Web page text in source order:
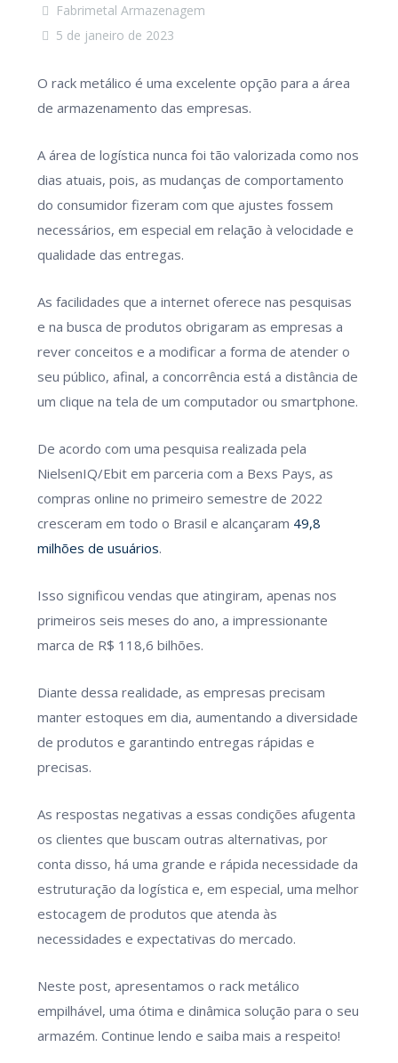
Fabrimetal Armazenagem
5 de janeiro de 2023
O rack metálico é uma excelente opção para a área
de armazenamento das empresas.
A área de logística nunca foi tão valorizada como nos
dias atuais, pois, as mudanças de comportamento
do consumidor fizeram com que ajustes fossem
necessários, em especial em relação à velocidade e
qualidade das entregas.
As facilidades que a internet oferece nas pesquisas
e na busca de produtos obrigaram as empresas a
rever conceitos e a modificar a forma de atender o
seu público, afinal, a concorrência está a distância de
um clique na tela de um computador ou smartphone.
De acordo com uma pesquisa realizada pela
NielsenIQ/Ebit em parceria com a Bexs Pays, as
compras online no primeiro semestre de 2022
cresceram em todo o Brasil e alcançaram 49,8
milhões de usuários.
Isso significou vendas que atingiram, apenas nos
primeiros seis meses do ano, a impressionante
marca de R$ 118,6 bilhões.
Diante dessa realidade, as empresas precisam
manter estoques em dia, aumentando a diversidade
de produtos e garantindo entregas rápidas e
precisas.
As respostas negativas a essas condições afugenta
os clientes que buscam outras alternativas, por
conta disso, há uma grande e rápida necessidade da
estruturação da logística e, em especial, uma melhor
estocagem de produtos que atenda às
necessidades e expectativas do mercado.
Neste post, apresentamos o rack metálico
empilhável, uma ótima e dinâmica solução para o seu
armazém. Continue lendo e saiba mais a respeito!